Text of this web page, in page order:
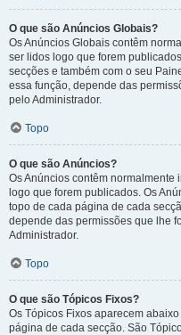
O que são Anúncios Globais?
Os Anúncios Globais contêm
ser lidos logo que forem
secções e também com o seu
essa função, depende das
pelo Administrador.
Topo
O que são Anúncios?
Os Anúncios contêm
logo que forem publicados. Os
topo de cada página de cada
depende das permissões que lhe
Administrador.
Topo
O que são Tópicos Fixos?
Os Tópicos Fixos aparecem
página de cada secção. São